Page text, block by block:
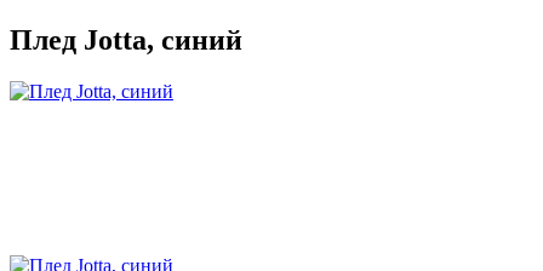
Плед Jotta, синий